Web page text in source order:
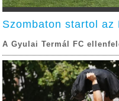
Szombaton startol
A Gyulai Termál FC